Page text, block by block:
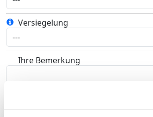
Versiegelung
Ihre Bemerkung